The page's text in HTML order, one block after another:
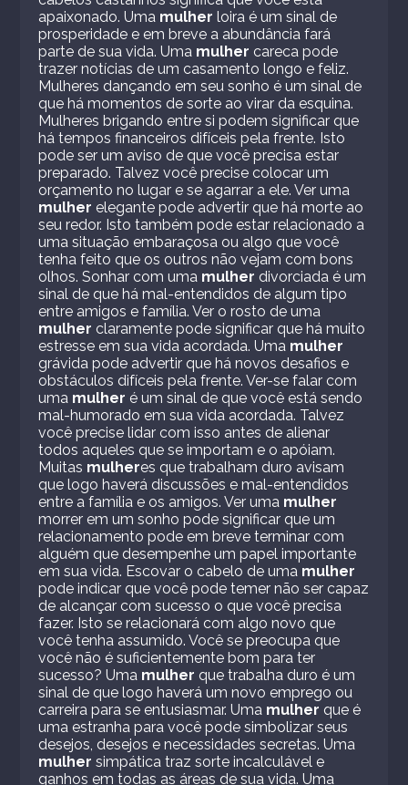
apaixonado. Uma mulher loira é um sinal de
prosperidade e em breve a abundância fará
parte de sua vida. Uma mulher careca pode
trazer notícias de um casamento longo e feliz.
Mulheres dançando em seu sonho é um sinal de
que há momentos de sorte ao virar da esquina.
Mulheres brigando entre si podem significar que
há tempos financeiros difíceis pela frente. Isto
pode ser um aviso de que você precisa estar
preparado. Talvez você precise colocar um
orçamento no lugar e se agarrar a ele. Ver uma
mulher elegante pode advertir que há morte ao
seu redor. Isto também pode estar relacionado a
uma situação embaraçosa ou algo que você
tenha feito que os outros não vejam com bons
olhos. Sonhar com uma mulher divorciada é um
sinal de que há mal-entendidos de algum tipo
entre amigos e família. Ver o rosto de uma
mulher claramente pode significar que há muito
estresse em sua vida acordada. Uma mulher
grávida pode advertir que há novos desafios e
obstáculos difíceis pela frente. Ver-se falar com
uma mulher é um sinal de que você está sendo
mal-humorado em sua vida acordada. Talvez
você precise lidar com isso antes de alienar
todos aqueles que se importam e o apóiam.
Muitas mulheres que trabalham duro avisam
que logo haverá discussões e mal-entendidos
entre a família e os amigos. Ver uma mulher
morrer em um sonho pode significar que um
relacionamento pode em breve terminar com
alguém que desempenhe um papel importante
em sua vida. Escovar o cabelo de uma mulher
pode indicar que você pode temer não ser capaz
de alcançar com sucesso o que você precisa
fazer. Isto se relacionará com algo novo que
você tenha assumido. Você se preocupa que
você não é suficientemente bom para ter
sucesso? Uma mulher que trabalha duro é um
sinal de que logo haverá um novo emprego ou
carreira para se entusiasmar. Uma mulher que é
uma estranha para você pode simbolizar seus
desejos, desejos e necessidades secretas. Uma
mulher simpática traz sorte incalculável e
ganhos em todas as áreas de sua vida. Uma